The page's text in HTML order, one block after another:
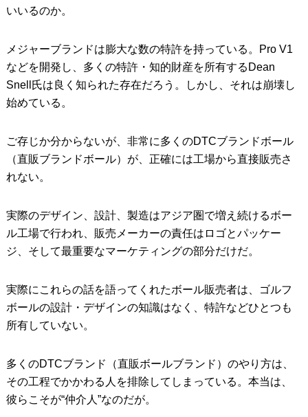
いいるのか。
メジャーブランドは膨大な数の特許を持っている。Pro V1
などを開発し、多くの特許・知的財産を所有するDean
Snell氏は良く知られた存在だろう。しかし、それは崩壊し
始めている。
ご存じか分からないが、非常に多くのDTCブランドボール
（直販ブランドボール）が、正確には工場から直接販売さ
れない。
実際のデザイン、設計、製造はアジア圏で増え続けるボー
ル工場で行われ、販売メーカーの責任はロゴとパッケー
ジ、そして最重要なマーケティングの部分だけだ。
実際にこれらの話を語ってくれたボール販売者は、ゴルフ
ボールの設計・デザインの知識はなく、特許などひとつも
所有していない。
多くのDTCブランド（直販ボールブランド）のやり方は、
その工程でかかわる人を排除してしまっている。本当は、
彼らこそが“仲介人”なのだが。